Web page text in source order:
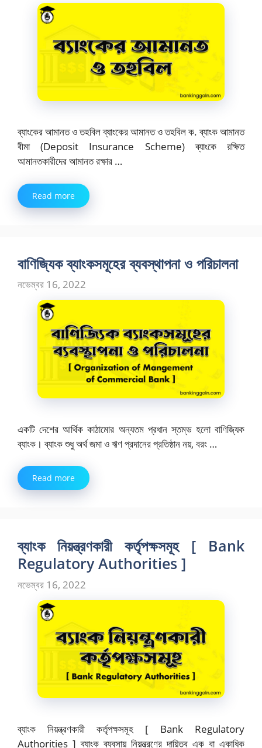
ব্যাংকের আমানত ও তহবিল ব্যাংকের আমানত ও তহবিল ক. ব্যাংক আমানত
বীমা (Deposit Insurance Scheme) ব্যাংকে রক্ষিত
আমানতকারীদের আমানত রক্ষার …
Read more
বাণিজ্যিক ব্যাংকসমূহের ব্যবস্থাপনা ও পরিচালনা
নভেম্বর 16, 2022
একটি দেশের আর্থিক কাঠামোর অন্যতম প্রধান স্তম্ভ হলো বাণিজ্যিক
ব্যাংক। ব্যাংক শুধু অর্থ জমা ও ঋণ প্রদানের প্রতিষ্ঠান নয়, বরং …
Read more
ব্যাংক নিয়ন্ত্রণকারী কর্তৃপক্ষসমূহ [ Bank
Regulatory Authorities ]
নভেম্বর 16, 2022
ব্যাংক নিয়ন্ত্রণকারী কর্তৃপক্ষসমূহ [ Bank Regulatory
Authorities ] ব্যাংক ব্যবসায় নিয়ন্ত্রণের দায়িত্ব এক বা একাধিক